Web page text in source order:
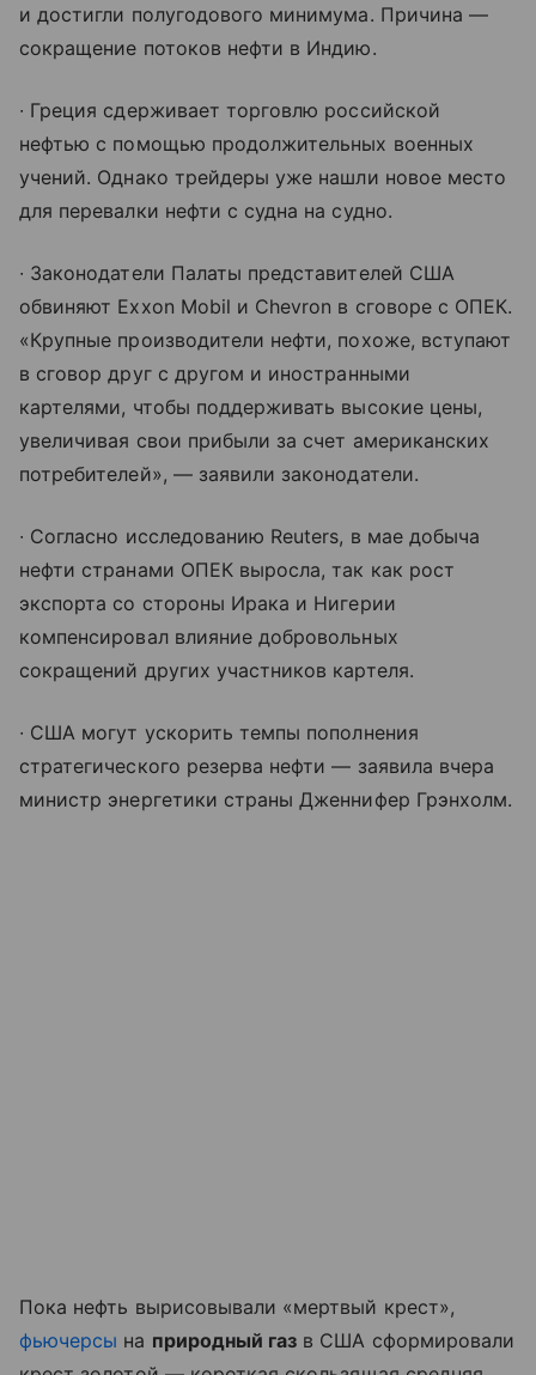
и достигли полугодового минимума. Причина —
сокращение потоков нефти в Индию.
∙ Греция сдерживает торговлю российской
нефтью с помощью продолжительных военных
учений. Однако трейдеры уже нашли новое место
для перевалки нефти с судна на судно.
∙ Законодатели Палаты представителей США
обвиняют Exxon Mobil и Chevron в сговоре c ОПЕК.
«Крупные производители нефти, похоже, вступают
в сговор друг с другом и иностранными
картелями, чтобы поддерживать высокие цены,
увеличивая свои прибыли за счет американских
потребителей», — заявили законодатели.
∙ Согласно исследованию Reuters, в мае добыча
нефти странами ОПЕК выросла, так как рост
экспорта со стороны Ирака и Нигерии
компенсировал влияние добровольных
сокращений других участников картеля.
∙ США могут ускорить темпы пополнения
стратегического резерва нефти — заявила вчера
министр энергетики страны Дженнифер Грэнхолм.
Пока нефть вырисовывали «мертвый крест»,
фьючерсы на природный газ в США сформировали